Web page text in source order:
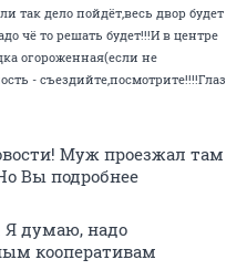
так дело пойдёт,весь двор будет
чё то решать будет!!!И в центре
огороженная(если не
- съездийте,посмотрите!!!!Глаз
Муж проезжал там
Вы подробнее
Я думаю, надо
кооперативам